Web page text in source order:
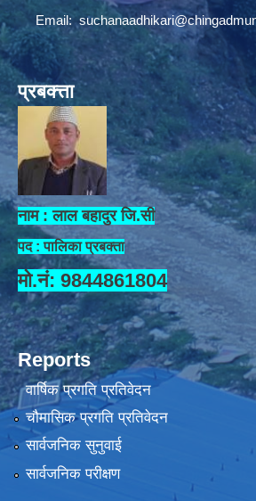
Email:
प्रबक्त्ता
नाम : लाल बहादुर जि.सी
पद : पालिका प्रबक्ता
मो.नं: 9844861804
Reports
वार्षिक प्रगति प्रतिवेदन
चौमासिक प्रगति प्रतिवेदन
सार्वजनिक सुनुवाई
सार्वजनिक परीक्षण